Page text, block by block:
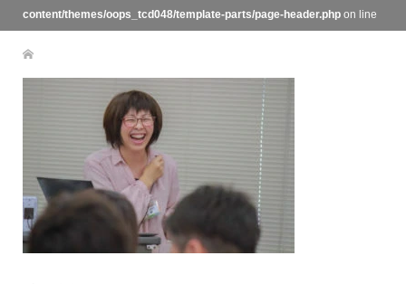
content/themes/oops_tcd048/template-parts/page-header.phpon line